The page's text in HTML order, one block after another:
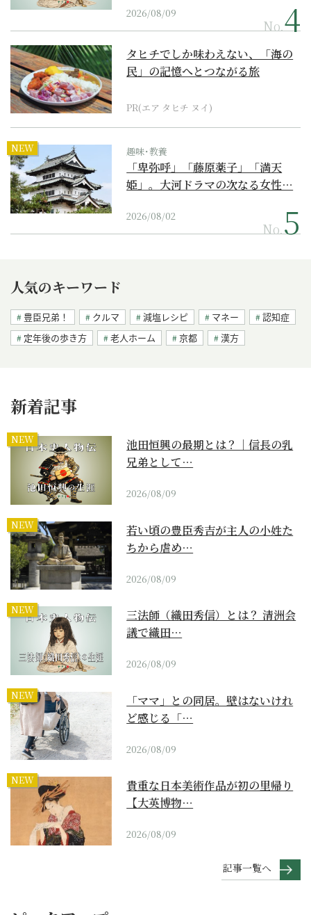
2026/08/09
No.
タヒチでしか味わえない、「海の
民」の記憶へとつながる旅
PR(エア タヒチ ヌイ)
NEW 趣味･教養
「卑弥呼」「藤原薬子」「満天
姫」。大河ドラマの次なる女性…
2026/08/02
No.
人気のキーワード
豊臣兄弟！ クルマ 減塩レシピ マネー
認知症
定年後の歩き方
老人ホーム 京都 漢方
新着記事
NEW
池田恒興の最期とは？｜信長の乳
兄弟として…
2026/08/09
NEW
若い頃の豊臣秀吉が主人の小姓た
ちから虐め…
2026/08/09
NEW
三法師（織田秀信）とは？ 清洲会
議で織田…
2026/08/09
NEW
「ママ」との同居。壁はないけれ
ど感じる「…
2026/08/09
NEW
貴重な日本美術作品が初の里帰り
【大英博物…
2026/08/09
記事一覧へ